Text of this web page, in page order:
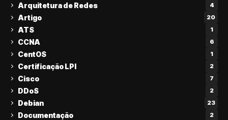
Arquitetura de Redes 4
Artigo 20
ATS 1
CCNA 6
CentOS 1
Certificação LPI 2
Cisco 7
DDoS 2
Debian 23
Documentação 2